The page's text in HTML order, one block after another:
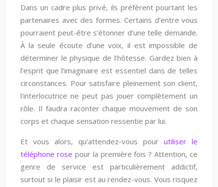
Dans un cadre plus privé, ils préfèrent pourtant les
partenaires avec des formes. Certains d’entre vous
pourraient peut-être s’étonner d’une telle demande.
À la seule écoute d’une voix, il est impossible de
déterminer le physique de l’hôtesse. Gardez bien à
l’esprit que l’imaginaire est essentiel dans de telles
circonstances. Pour satisfaire pleinement son client,
l’interlocutrice ne peut pas jouer complètement un
rôle. Il faudra raconter chaque mouvement de son
corps et chaque sensation ressentie par lui.
Et vous alors, qu’attendez-vous pour utiliser le
téléphone rose pour la première fois ? Attention, ce
genre de service est particulièrement addictif,
surtout si le plaisir est au rendez-vous. Vous risquez